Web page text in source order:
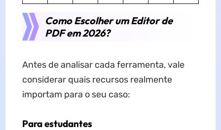
Como Escolher um Editor de
PDF em 2026?
Antes de analisar cada ferramenta, vale
considerar quais recursos realmente
importam para o seu caso:
Para estudantes